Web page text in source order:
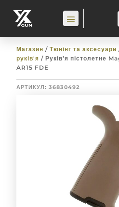
Магазин / Тюнінг та аксесуари
руків'я / Руків’я пістолетне
AR15 FDE
АРТИКУЛ: 36830492